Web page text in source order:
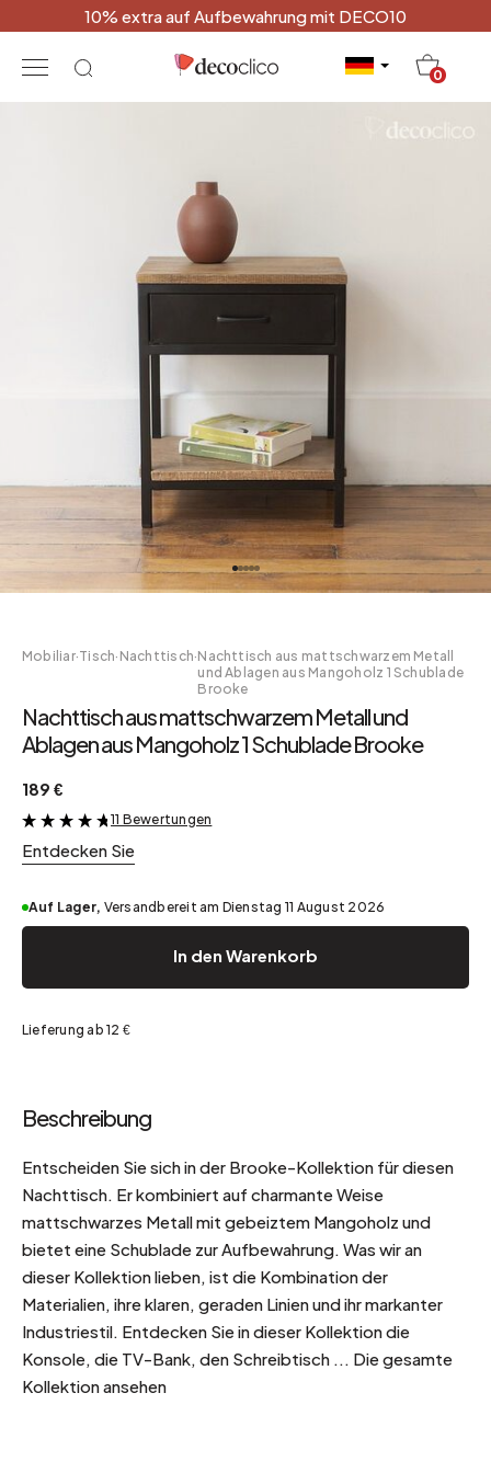
10% extra auf Aufbewahrung mit DECO10
0
Mobiliar·Tisch· Nachttisch·Nachttisch aus mattschwarzem Metall
und Ablagen aus Mangoholz 1 Schublade
Brooke
Nachttisch aus mattschwarzem Metall und
Ablagen aus Mangoholz 1 Schublade Brooke
189 €
&
11 Bewertungen
Entdecken Sie
Auf Lager, Versandbereit am Dienstag 11 August 2026
In den Warenkorb
Lieferung ab 12 €
Beschreibung
Entscheiden Sie sich in der Brooke-Kollektion für diesen
Nachttisch. Er kombiniert auf charmante Weise
mattschwarzes Metall mit gebeiztem Mangoholz und
bietet eine Schublade zur Aufbewahrung. Was wir an
dieser Kollektion lieben, ist die Kombination der
Materialien, ihre klaren, geraden Linien und ihr markanter
Industriestil. Entdecken Sie in dieser Kollektion die
Konsole, die TV-Bank, den Schreibtisch ... Die gesamte
Kollektion ansehen